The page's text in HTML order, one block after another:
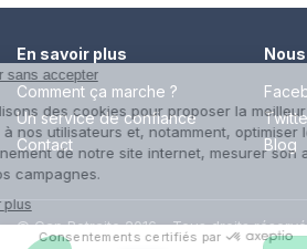
En savoir plus
Comment ça marche ?
Un service de confiance
Contact
Blog
© Cap Retraite 2016 - Tous droits
Espace emploi•Contact•Mentions